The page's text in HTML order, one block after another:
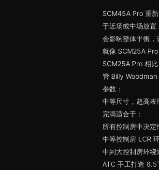
SCM45A Pro 重
于近场或中场放
会影响整体平衡，
就像 SCM25A
SCM25A Pro 相
管 Billy
参数：
中等尺寸，超高表
完满适合于：
所有控制房中决定
中等控制房 LCR
中到大控制房环绕
ATC 手工打造